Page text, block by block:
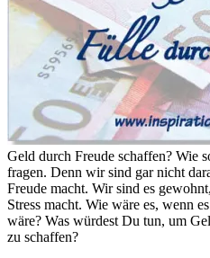
Geld durch Freude schaffen? Wie
fragen. Denn wir sind gar nicht
Freude macht. Wir sind es
Stress macht. Wie wäre es, wenn
wäre? Was würdest Du tun, um
zu schaffen?